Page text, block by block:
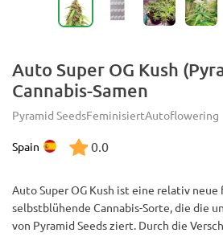
Auto Super OG Kush
Cannabis-Samen
Pyramid SeedsFeminisiertAutoflowering
Spain 0.0
Auto Super OG Kush ist eine relativ
selbstblühende Cannabis-Sorte, die die
von Pyramid Seeds ziert. Durch die